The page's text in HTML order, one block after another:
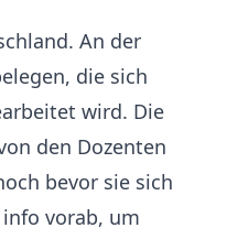
An der
die sich
wird. Die
den Dozenten
bevor sie sich
vorab, um